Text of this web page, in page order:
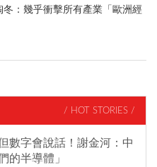
：幾乎衝擊所有產業「歐洲經
/ HOT STORIES /
數字會說話！謝金河：中
的半導體」